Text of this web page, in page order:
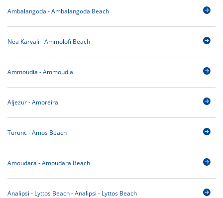
Ambalangoda - Ambalangoda Beach
Nea Karvali - Ammolofi Beach
Ammoudia - Ammoudia
Aljezur - Amoreira
Turunc - Amos Beach
Amoudara - Amoudara Beach
Analipsi - Lyttos Beach - Analipsi - Lyttos Beach